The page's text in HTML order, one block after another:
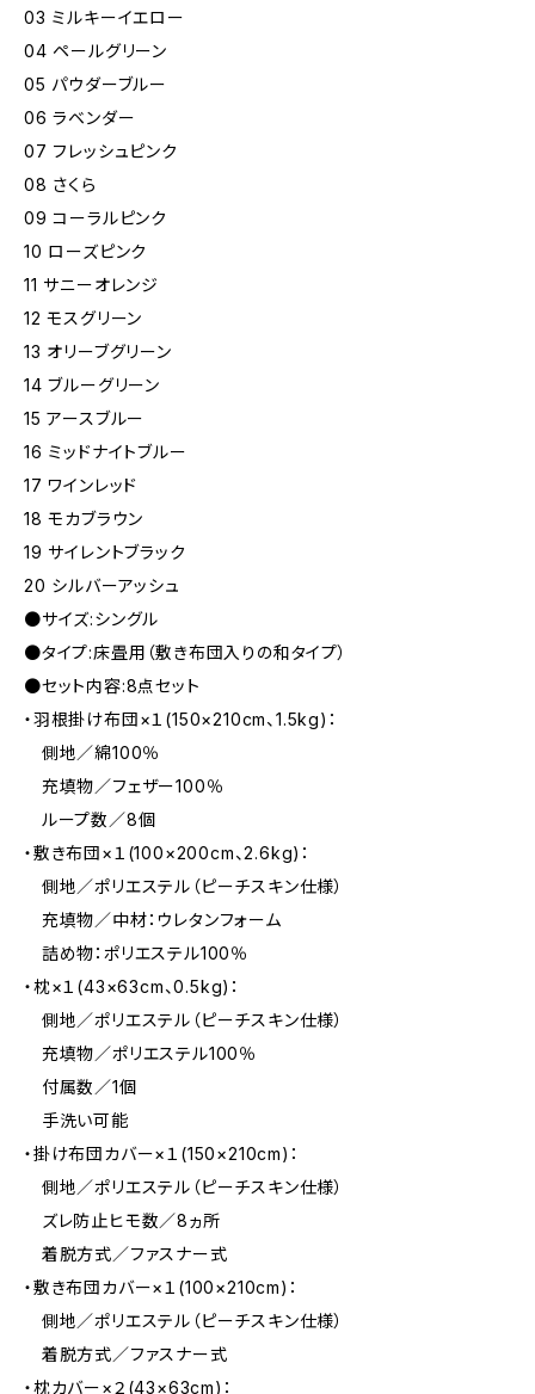
03 ミルキーイエロー
04 ペールグリーン
05 パウダーブルー
06 ラベンダー
07 フレッシュピンク
08 さくら
09 コーラルピンク
10 ローズピンク
11 サニーオレンジ
12 モスグリーン
13 オリーブグリーン
14 ブルーグリーン
15 アースブルー
16 ミッドナイトブルー
17 ワインレッド
18 モカブラウン
19 サイレントブラック
20 シルバーアッシュ
●サイズ:シングル
●タイプ:床畳用（敷き布団入りの和タイプ）
●セット内容:8点セット
・羽根掛け布団×１(150×210cm、1.5kg)：
側地／綿100％
充填物／フェザー100％
ループ数／8個
・敷き布団×１(100×200cm、2.6kg)：
側地／ポリエステル（ピーチスキン仕様）
充填物／中材：ウレタンフォーム
詰め物：ポリエステル100％
・枕×１(43×63cm、0.5kg)：
側地／ポリエステル（ピーチスキン仕様）
充填物／ポリエステル100％
付属数／1個
手洗い可能
・掛け布団カバー×１(150×210cm)：
側地／ポリエステル（ピーチスキン仕様）
ズレ防止ヒモ数／8ヵ所
着脱方式／ファスナー式
・敷き布団カバー×１(100×210cm)：
側地／ポリエステル（ピーチスキン仕様）
着脱方式／ファスナー式
・枕カバー×２(43×63cm)：